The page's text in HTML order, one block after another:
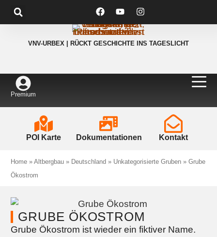
VNV-URBEX | RÜCKT GESCHICHTE INS TAGESLICHT
Premium
POI Karte Dokumentationen Kontakt
Home »Altbergbau » Deutschland » Unkategorisierte Gruben »Grube
Ökostrom
GRUBE ÖKOSTROM
Grube Ökostrom ist wieder ein fiktiver Name.